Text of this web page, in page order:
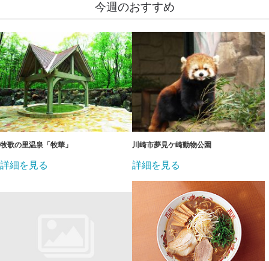
今週のおすすめ
牧歌の里温泉「牧華」
詳細を見る
川崎市夢見ケ崎動物公園
詳細を見る